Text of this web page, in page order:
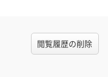
閲覧履歴の削除